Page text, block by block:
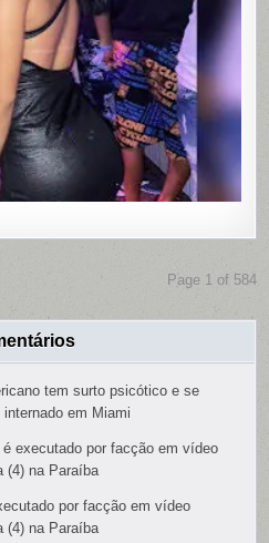
COM
REMOTO
PARTES
É
Page 1 of 584
tem surto psicótico e se
em Miami
executado por facção em vídeo
(4) na Paraíba
por facção em vídeo
(4) na Paraíba